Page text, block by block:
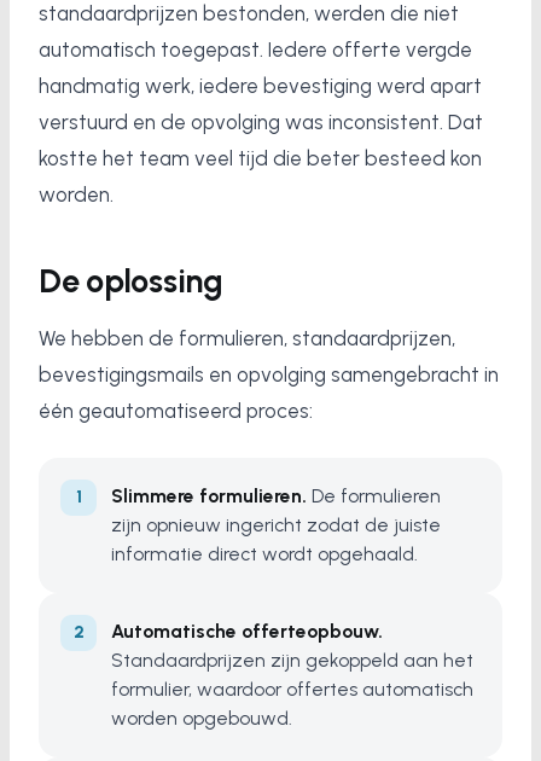
standaardprijzen bestonden, werden die niet
automatisch toegepast. Iedere offerte vergde
handmatig werk, iedere bevestiging werd apart
verstuurd en de opvolging was inconsistent. Dat
kostte het team veel tijd die beter besteed kon
worden.
De oplossing
We hebben de formulieren, standaardprijzen,
bevestigingsmails en opvolging samengebracht in
één geautomatiseerd proces:
Slimmere formulieren. De formulieren
zijn opnieuw ingericht zodat de juiste
informatie direct wordt opgehaald.
Automatische offerteopbouw.
Standaardprijzen zijn gekoppeld aan het
formulier, waardoor offertes automatisch
worden opgebouwd.